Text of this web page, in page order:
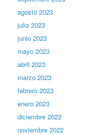
agosto 2023
julio 2023
junio 2023
mayo 2023
abril 2023
marzo 2023
febrero 2023
enero 2023
diciembre 2022
noviembre 2022